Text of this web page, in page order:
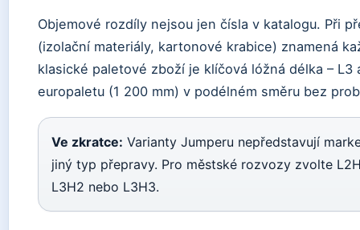
Objemové rozdíly nejsou jen čísla v katalogu. Při
(izolační materiály, kartonové krabice) znamená
klasické paletové zboží je klíčová lóžná délka –
europaletu (1 200 mm) v podélném směru bez
Ve zkratce: Varianty Jumperu nepředstavují
jiný typ přepravy. Pro městské rozvozy zvolte
L3H2 nebo L3H3.